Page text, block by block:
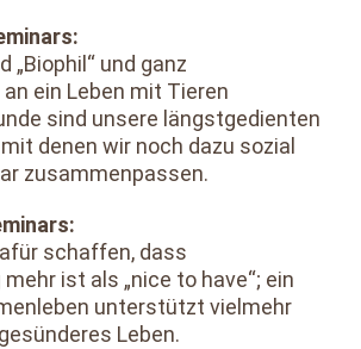
„Biophil“ und ganz
ein Leben mit Tieren
sind unsere längstgedienten
denen wir noch dazu sozial
zusammenpassen.
schaffen, dass
ist als „nice to have“; ein
unterstützt vielmehr
Leben.